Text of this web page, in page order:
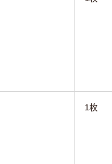
1枚